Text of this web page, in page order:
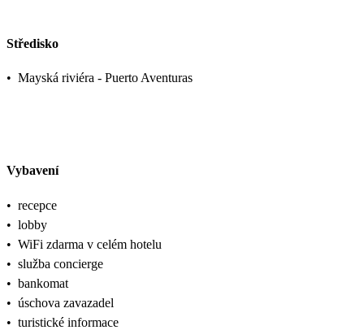
Středisko
• Mayská riviéra - Puerto Aventuras
Vybavení
• recepce
• lobby
• WiFi zdarma v celém hotelu
• služba concierge
• bankomat
• úschova zavazadel
• turistické informace